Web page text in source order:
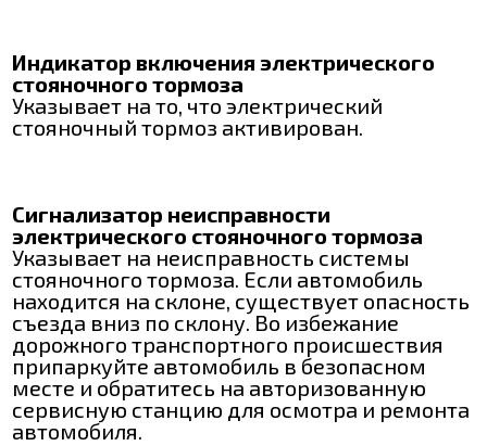
Индикатор включения электрического
стояночного тормоза
Указывает на то, что электрический
стояночный тормоз активирован.
Сигнализатор неисправности
электрического стояночного тормоза
Указывает на неисправность системы
стояночного тормоза. Если автомобиль
находится на склоне, существует опасность
съезда вниз по склону. Во избежание
дорожного транспортного происшествия
припаркуйте автомобиль в безопасном
месте и обратитесь на авторизованную
сервисную станцию для осмотра и ремонта
автомобиля.